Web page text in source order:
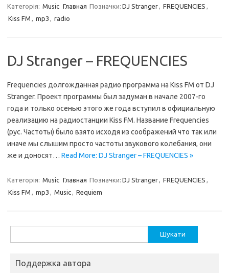
Категорія: Music Главная Позначки: DJ Stranger, FREQUENCIES ,
Kiss FM , mp3 , radio
DJ Stranger – FREQUENCIES
Frequencies долгожданная радио программа на Kiss FM от DJ
Stranger. Проект программы был задуман в начале 2007-го
года и только осенью этого же года вступил в официальную
реализацию на радиостанции Kiss FM. Название Frequencies
(рус. Частоты) было взято исходя из соображений что так или
иначе мы слышим просто частоты звукового колебания, они
же и доносят… Read More: DJ Stranger – FREQUENCIES »
Категорія: Music Главная Позначки: DJ Stranger, FREQUENCIES ,
Kiss FM , mp3 , Music, Requiem
Поддержка автора